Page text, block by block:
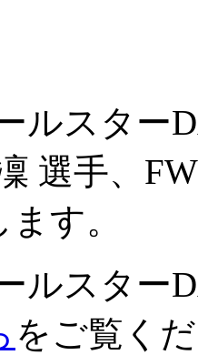
ルスタ
選手、
す。
ルスタ
をご覧く